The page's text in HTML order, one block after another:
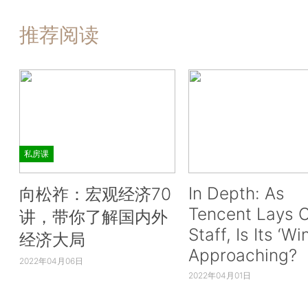
推荐阅读
私房课
向松祚：宏观经济70
讲，带你了解国内外
经济大局
2022年04月06日
In Depth: As
Tencent Lays
Staff, Is Its
Approaching?
2022年04月01日